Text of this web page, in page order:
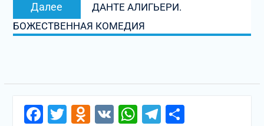
Далее
запись:
ДАНТЕ АЛИГЬЕРИ.
БОЖЕСТВЕННАЯ КОМЕДИЯ
Facebook
Twitter
Odnoklassniki
VKWhatsApp
Telegram